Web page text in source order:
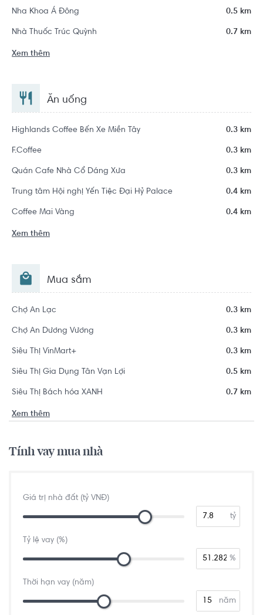
Nha Khoa Á Đông 0.5 km
Nhà Thuốc Trúc Quỳnh 0.7 km
Xem thêm
Ăn uống
Highlands Coffee Bến Xe Miền Tây 0.3 km
F.Coffee 0.3 km
Quán Cafe Nhà Cổ Dáng Xưa 0.3 km
Trung tâm Hội nghị Yến Tiệc Đại Hỷ Palace 0.4 km
Coffee Mai Vàng 0.4 km
Xem thêm
Mua sắm
Chợ An Lạc 0.3 km
Chợ An Dương Vương 0.3 km
Siêu Thị VinMart+ 0.3 km
Siêu Thị Gia Dụng Tân Vạn Lợi 0.5 km
Siêu Thị Bách hóa XANH 0.7 km
Xem thêm
Tính vay mua nhà
Giá trị nhà đất (tỷ VNĐ)
tỷ
Tỷ lệ vay (%)
%
Thời hạn vay (năm)
năm